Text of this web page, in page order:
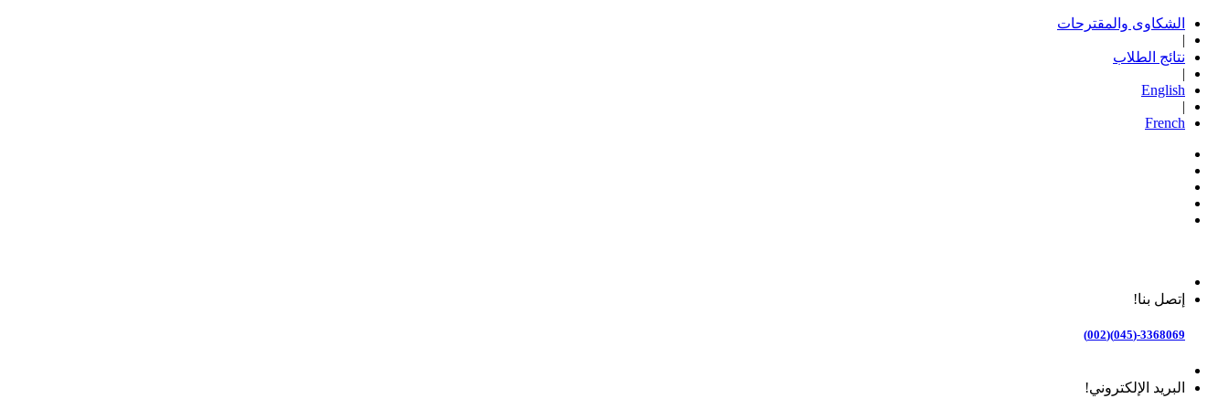
الشكاوى والمقترحات
|
نتائج الطلاب
|
English
|
French
إتصل بنا!
3368069-(045)(002)
البريد الإلكتروني!